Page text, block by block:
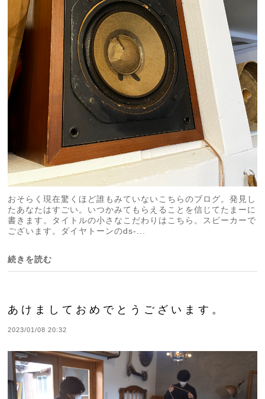
おそらく現在驚くほど誰もみていないこちらのブログ。発見し
たあなたはすごい。いつかみてもらえることを信じてたまーに
書きます。タイトルの小さなこだわりはこちら。スピーカーで
ございます。ダイヤトーンのds-...
続きを読む
あけましておめでとうございます。
2023/01/08 20:32